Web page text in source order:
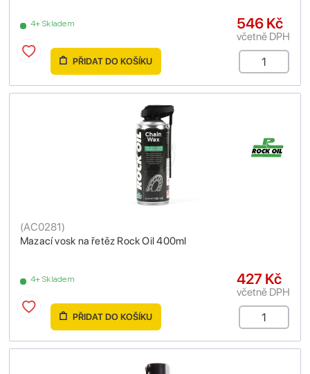
4+ Skladem 546 Kč
včetně DPH
PŘIDAT DO KOŠÍKU
Mazací vosk na řetěz Rock Oil 400ml
(AC0281)
4+ Skladem 427 Kč
včetně DPH
PŘIDAT DO KOŠÍKU